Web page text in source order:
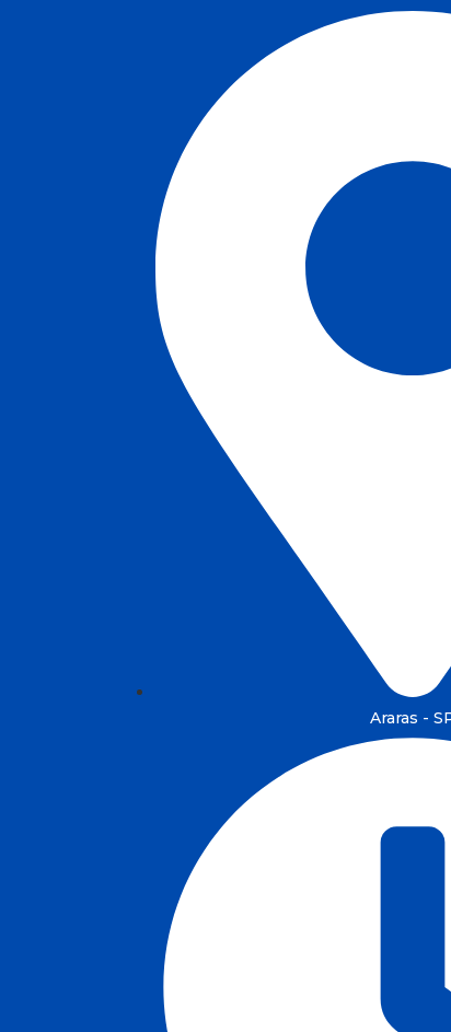
Araras -